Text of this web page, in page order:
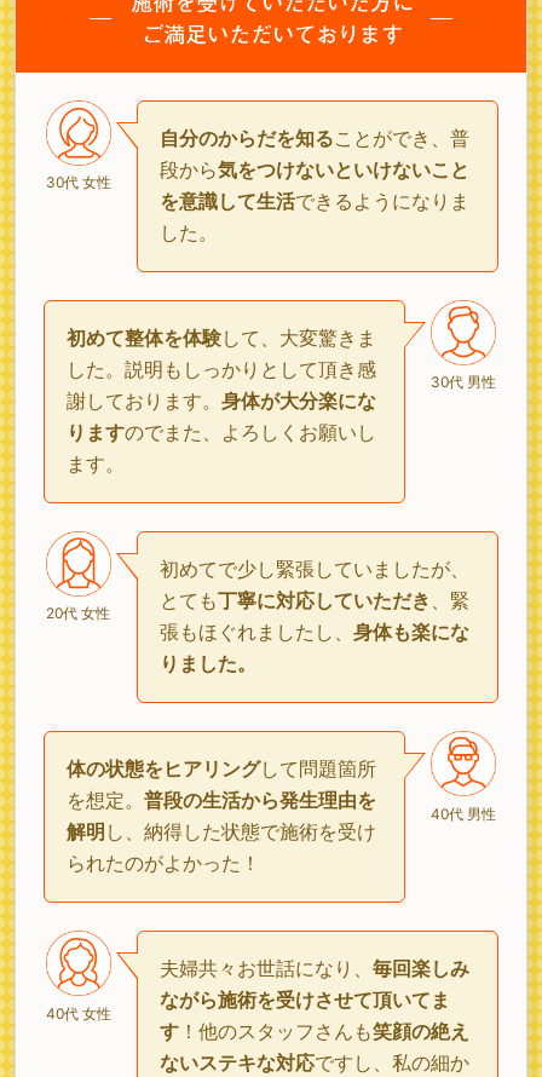
30代 女性
自分のからだを知ることができ、普
段から気をつけないといけないこと
を意識して生活できるようになりま
した。
30代 男性
初めて整体を体験して、大変驚きま
した。説明もしっかりとして頂き感
謝しております。 身体が大分楽にな
りますのでまた、よろしくお願いし
ます。
20代 女性
初めてで少し緊張していましたが、
とても丁寧に対応していただき 、緊
張もほぐれましたし、身体も楽にな
りました。
40代 男性
体の状態をヒアリングして問題箇所
を想定。 普段の生活から発生理由を
解明 し、納得した状態で施術を受け
られたのがよかった！
40代 女性
夫婦共々お世話になり、毎回楽しみ
ながら施術を受けさせて頂いてま
す ！他のスタッフさんも笑顔の絶え
ないステキな対応ですし、私の細か